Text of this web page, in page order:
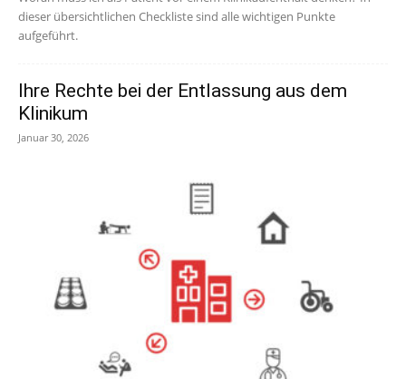
dieser übersichtlichen Checkliste sind alle wichtigen Punkte
aufgeführt.
Ihre Rechte bei der Entlassung aus dem
Klinikum
Januar 30, 2026